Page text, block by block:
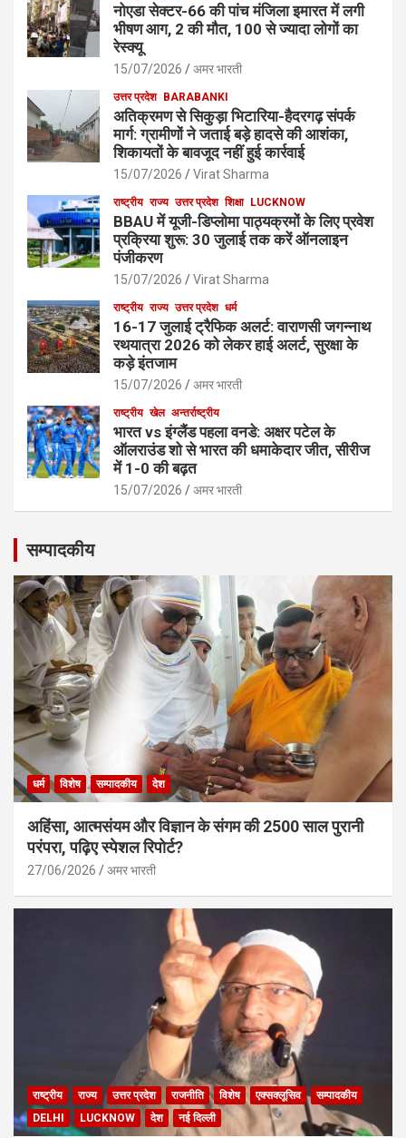
नोएडा सेक्टर-66 की पांच मंजिला इमारत में लगी
भीषण आग, 2 की मौत, 100 से ज्यादा लोगों का
रेस्क्यू
15/07/2026 अमर भारती
उत्तर प्रदेश BARABANKI
अतिक्रमण से सिकुड़ा भिटारिया-हैदरगढ़ संपर्क
मार्ग: ग्रामीणों ने जताई बड़े हादसे की आशंका,
शिकायतों के बावजूद नहीं हुई कार्रवाई
15/07/2026 Virat Sharma
राष्ट्रीय राज्य उत्तर प्रदेश शिक्षा LUCKNOW
BBAU में यूजी-डिप्लोमा पाठ्यक्रमों के लिए प्रवेश
प्रक्रिया शुरू: 30 जुलाई तक करें ऑनलाइन
पंजीकरण
15/07/2026 Virat Sharma
राष्ट्रीय राज्य उत्तर प्रदेश धर्म
16-17 जुलाई ट्रैफिक अलर्ट: वाराणसी जगन्नाथ
रथयात्रा 2026 को लेकर हाई अलर्ट, सुरक्षा के
कड़े इंतजाम
15/07/2026 अमर भारती
राष्ट्रीय खेल अन्तर्राष्ट्रीय
भारत vs इंग्लैंड पहला वनडे: अक्षर पटेल के
ऑलराउंड शो से भारत की धमाकेदार जीत, सीरीज
में 1-0 की बढ़त
15/07/2026 अमर भारती
सम्पादकीय
धर्म विशेष सम्पादकीय देश
अहिंसा, आत्मसंयम और विज्ञान के संगम की 2500 साल पुरानी
परंपरा, पढ़िए स्पेशल रिपोर्ट?
27/06/2026 अमर भारती
राष्ट्रीय राज्य उत्तर प्रदेश राजनीति विशेष एक्सक्लूसिव
सम्पादकीय
DELHI
LUCKNOW देश नई दिल्ली